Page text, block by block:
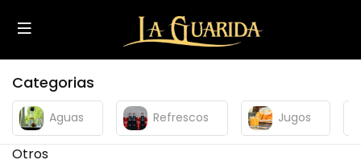
Categorias
Aguas Refrescos Jugos
Otros